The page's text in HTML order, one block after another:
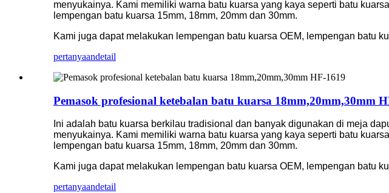
menyukainya. Kami memiliki warna batu kuarsa yang kaya seperti batu
lempengan batu kuarsa 15mm, 18mm, 20mm dan 30mm.
Kami juga dapat melakukan lempengan batu kuarsa OEM, lempengan batu
pertanyaandetail
Pemasok profesional ketebalan batu kuarsa 18mm,20mm,30mm
Ini adalah batu kuarsa berkilau tradisional dan banyak digunakan di meja
menyukainya. Kami memiliki warna batu kuarsa yang kaya seperti batu
lempengan batu kuarsa 15mm, 18mm, 20mm dan 30mm.
Kami juga dapat melakukan lempengan batu kuarsa OEM, lempengan batu
pertanyaandetail